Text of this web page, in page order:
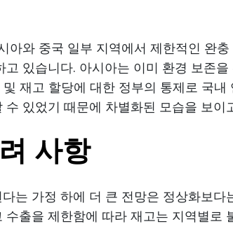
아와 중국 일부 지역에서 제한적인 완
있습니다. 아시아는 이미 환경 보존을
재고 할당에 대한 정부의 통제로 국내
있었기 때문에 차별화된 모습을 보이
사항
는 가정 하에 더 큰 전망은 정상화보다
출을 제한함에 따라 재고는 지역별로